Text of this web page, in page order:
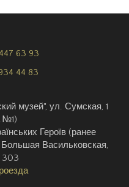
63 93
44 83
музей", ул. Сумская, 1
№1)
Героїв (ранее
Васильковская,
303